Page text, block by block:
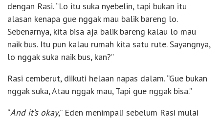
dengan Rasi. “Lo itu suka nyebelin, tapi bukan itu
alasan kenapa gue nggak mau balik bareng lo.
Sebenarnya, kita bisa aja balik bareng kalau lo mau
naik bus. Itu pun kalau rumah kita satu rute. Sayangnya,
lo nggak suka naik bus, kan?”
Rasi cemberut, diikuti helaan napas dalam. “Gue bukan
nggak suka, Atau nggak mau, Tapi gue nggak bisa.”
“And it’s okay,” Eden menimpali sebelum Rasi mulai